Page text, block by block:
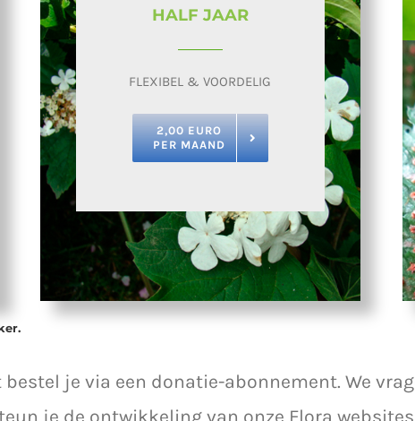
HALF JAAR
FLEXIBEL & VOORDELIG
2,00 EURO
PER MAAND
je via een donatie-abonnement. We
je de ontwikkeling van onze Flora